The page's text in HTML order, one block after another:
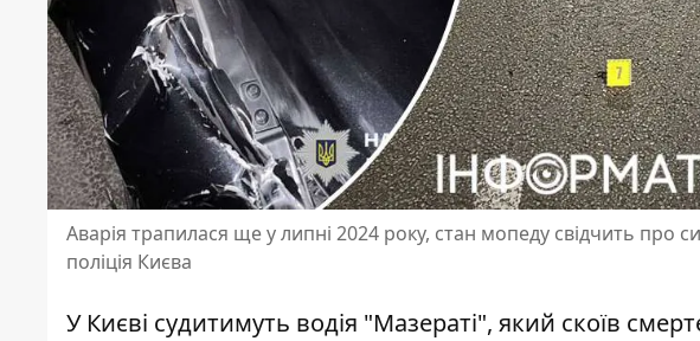
Аварія трапилася ще у липні 2024 року, стан мопеду свідчить про
поліція Києва
У Києві судитимуть водія "Мазераті", який скоїв